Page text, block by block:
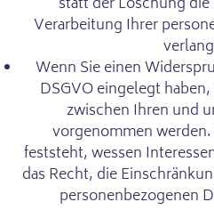
Verarbeitung Ihrer
Wenn Sie einen
DSGVO eingelegt
zwischen Ihren und
vorgenommen
feststeht, wessen
das Recht, die
personenbezogenen